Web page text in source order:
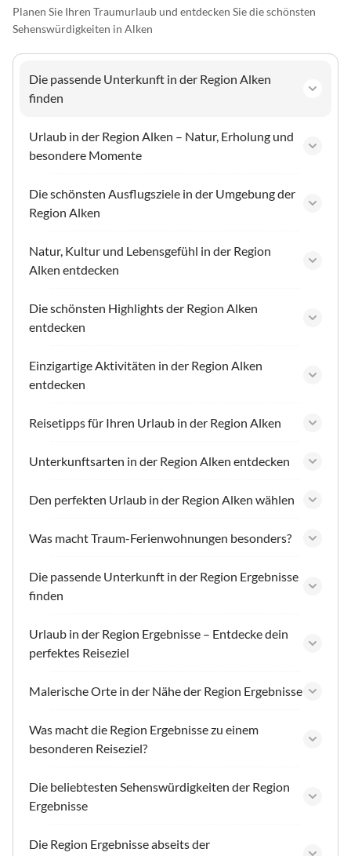
Planen Sie Ihren Traumurlaub und entdecken Sie die schönsten
Sehenswürdigkeiten in Alken
Die passende Unterkunft in der Region Alken
finden
Urlaub in der Region Alken – Natur, Erholung und
besondere Momente
Die schönsten Ausflugsziele in der Umgebung der
Region Alken
Natur, Kultur und Lebensgefühl in der Region
Alken entdecken
Die schönsten Highlights der Region Alken
entdecken
Einzigartige Aktivitäten in der Region Alken
entdecken
Reisetipps für Ihren Urlaub in der Region Alken
Unterkunftsarten in der Region Alken entdecken
Den perfekten Urlaub in der Region Alken wählen
Was macht Traum-Ferienwohnungen besonders?
Die passende Unterkunft in der Region Ergebnisse
finden
Urlaub in der Region Ergebnisse – Entdecke dein
perfektes Reiseziel
Malerische Orte in der Nähe der Region Ergebnisse
Was macht die Region Ergebnisse zu einem
besonderen Reiseziel?
Die beliebtesten Sehenswürdigkeiten der Region
Ergebnisse
Die Region Ergebnisse abseits der